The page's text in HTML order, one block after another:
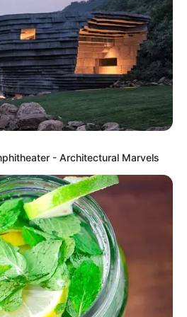
спокійно спущусь у сесійну
Ми живемо в цивілізованій
кордонів, не в Сомалі.
приймати рішення в
електронної системи віче,
проведення сесії,
вже в Донецьку, в
обласної ради з проханням
є 15 днів, але я не буду
Якщо критична маса
змінити голову.
та поліції
коли Ви до початку
- Architectural Marvels